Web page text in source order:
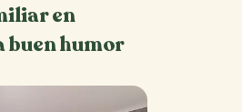
en
buen humor